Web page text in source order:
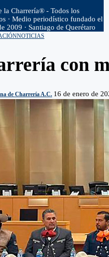
la Charrería® - Todos los
· Medio periodístico fundado el
2009 · Santiago de Querétaro
NOTICIAS
con
de Charrería A.C. 16 de enero de